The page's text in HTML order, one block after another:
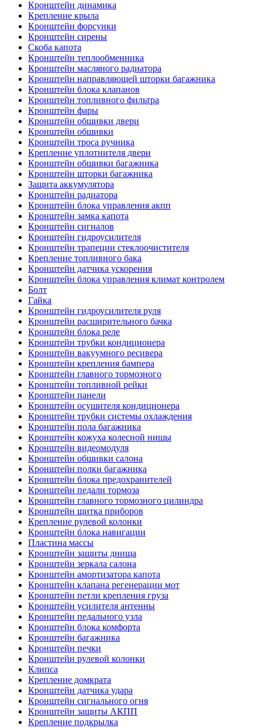
Кронштейн динамика
Крепление крыла
Кронштейн форсунки
Кронштейн сирены
Скоба капота
Кронштейн теплообменника
Кронштейн масляного радиатора
Кронштейн направляющей шторки багажника
Кронштейн блока клапанов
Кронштейн топливного фильтра
Кронштейн фары
Кронштейн обшивки двери
Кронштейн обшивки
Кронштейн троса ручника
Крепление уплотнителя двери
Кронштейн обшивки багажника
Кронштейн шторки багажника
Защита аккумулятора
Кронштейн радиатора
Кронштейн блока управления акпп
Кронштейн замка капота
Кронштейн сигналов
Кронштейн гидроусилителя
Кронштейн трапеции стеклоочистителя
Крепление топливного бака
Кронштейн датчика ускорения
Кронштейн блока управления климат контролем
Болт
Гайка
Кронштейн гидроусилителя руля
Кронштейн расширительного бачка
Кронштейн блока реле
Кронштейн трубки кондиционера
Кронштейн вакуумного ресивера
Кронштейн крепления бампера
Кронштейн главного тормозного
Кронштейн топливной рейки
Кронштейн панели
Кронштейн осушителя кондиционера
Кронштейн трубки системы охлаждения
Кронштейн пола багажника
Кронштейн кожуха колесной нишы
Кронштейн видеомодуля
Кронштейн обшивки салона
Кронштейн полки багажника
Кронштейн блока предохранителей
Кронштейн педали тормоза
Кронштейн главного тормозного цилиндра
Кронштейн щитка приборов
Крепление рулевой колонки
Кронштейн блока навигации
Пластина массы
Кронштейн защиты днища
Кронштейн зеркала салона
Кронштейн амортизатора капота
Кронштейн клапана регенерации мот
Кронштейн петли крепления груза
Кронштейн усилителя антенны
Кронштейн педального узла
Кронштейн блока комфорта
Кронштейн багажника
Кронштейн печки
Кронштейн рулевой колонки
Клипса
Крепление домкрата
Кронштейн датчика удара
Кронштейн сигнального огня
Кронштейн защиты АКПП
Крепление подкрылка